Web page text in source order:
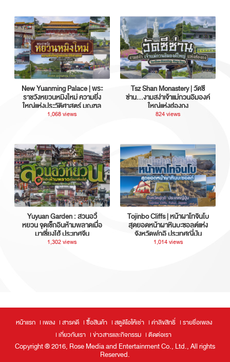
New Yuanming Palace | พระ
ราชวังหยวนหมิงใหม่ ความยิ่ง
ใหญ่แห่งประวัติศาสตร์ มณฑล
กวางตุ้ง ประเทศจีน
1,068 views
Tsz Shan Monastery | วัดซี
ซ่าน…งามสง่าเจ้าแม่กวนอิมองค์
ใหญ่แห่งฮ่องกง
824 views
Yuyuan Garden : สวนอวี้
หยวน จุดเช็กอินห้ามพลาดเมื่อ
มาเซี่ยงไฮ้ ประเทศจีน
1,302 views
Tojinbo Cliffs | หน้าผาโทจินโบ
สุดยอดหน้าผาหินบะซอลต์แห่ง
จังหวัดฟุกุอิ ประเทศญี่ปุ่น
1,014 views
หน้าแรก เพลง สารคดี ซื้อสินค้า สตูดิโอให้เช่า ค่าลิขสิทธิ์
รายชื่อเพลง
เกี่ยวกับเรา
ข่าวสารและกิจกรรม ติดต่อเรา
Copyright ® 2016, Rose Media and Entertainment Co., Ltd., All rights
Reserved.